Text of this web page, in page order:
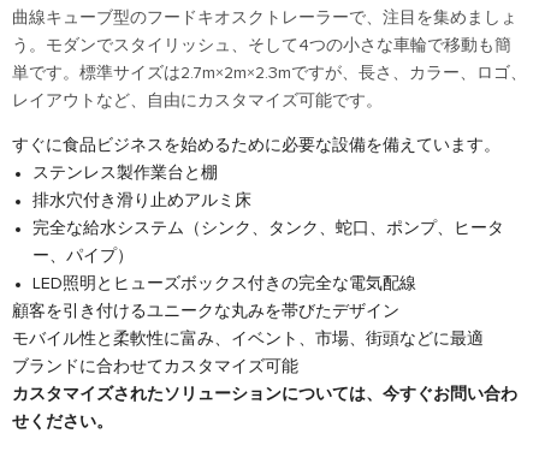
曲線キューブ型のフードキオスクトレーラーで、注目を集めましょ
う。モダンでスタイリッシュ、そして4つの小さな車輪で移動も簡
単です。標準サイズは2.7m×2m×2.3mですが、長さ、カラー、ロゴ、
レイアウトなど、自由にカスタマイズ可能です。
すぐに食品ビジネスを始めるために必要な設備を備えています。
ステンレス製作業台と棚
排水穴付き滑り止めアルミ床
完全な給水システム（シンク、タンク、蛇口、ポンプ、ヒータ
ー、パイプ）
LED照明とヒューズボックス付きの完全な電気配線
顧客を引き付けるユニークな丸みを帯びたデザイン
モバイル性と柔軟性に富み、イベント、市場、街頭などに最適
ブランドに合わせてカスタマイズ可能
カスタマイズされたソリューションについては、今すぐお問い合わ
せください。